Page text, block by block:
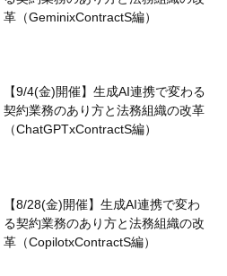
革（GeminixContractS編）
【9/4(金)開催】生成AI連携で変わる
契約業務のあり方と法務組織の改革
（ChatGPTxContractS編）
【8/28(金)開催】生成AI連携で変わ
る契約業務のあり方と法務組織の改
革（CopilotxContractS編）